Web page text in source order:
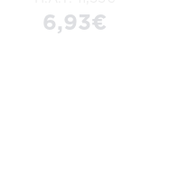
6,93€